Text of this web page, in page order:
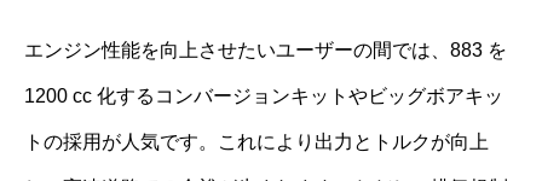
エンジン性能を向上させたいユーザーの間では、883 を
1200 cc 化するコンバージョンキットやビッグボアキッ
トの採用が人気です。これにより出力とトルクが向上